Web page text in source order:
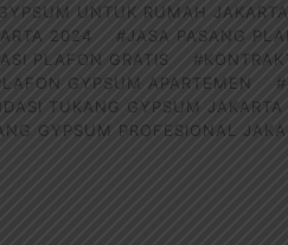
UNTUK RUMAH JAKARTA
2024
#JASA PASANG
PLAFON GRATIS
GYPSUM APARTEMEN
TUKANG GYPSUM JAKARTA
GYPSUM PROFESIONAL